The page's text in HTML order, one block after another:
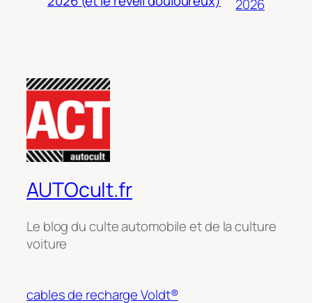
2026
AUTOcult.fr
Le blog du culte automobile et de la culture
voiture
cables de recharge Voldt®